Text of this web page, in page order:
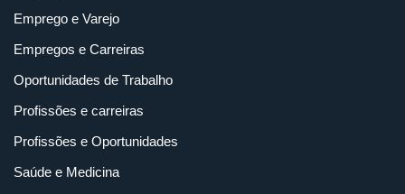
Emprego e Varejo
Empregos e Carreiras
Oportunidades de Trabalho
Profissões e carreiras
Profissões e Oportunidades
Saúde e Medicina